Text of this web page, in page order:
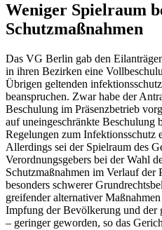
Weniger Spielraum
Schutzmaßnahmen
Das VG Berlin gab den
in ihren Bezirken eine
Übrigen geltenden
beanspruchen. Zwar habe der
Beschulung im Präsenzbetrieb
auf uneingeschränkte Beschulung
Regelungen zum Infektionsschutz
Allerdings sei der Spielraum des
Verordnungsgebers bei der Wahl
Schutzmaßnahmen im Verlauf der
besonders schwerer
greifender alternativer
Impfung der Bevölkerung und der
– geringer geworden, so das